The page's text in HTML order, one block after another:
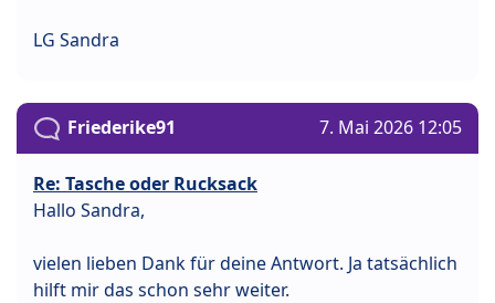
LG Sandra
Friederike91 7. Mai 2026 12:05
Re: Tasche oder Rucksack
Hallo Sandra,
vielen lieben Dank für deine Antwort. Ja tatsächlich
hilft mir das schon sehr weiter.